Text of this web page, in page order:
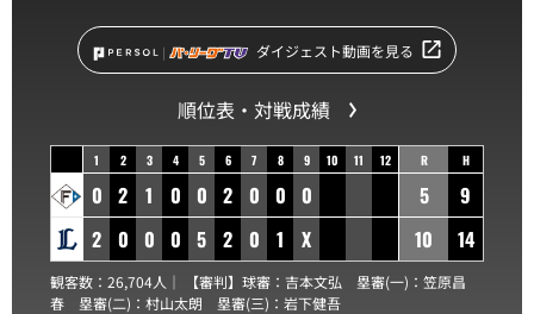
ダイジェスト動画を見る
順位表・対戦成績
1 2 3 4 5 6 7 8 9 10 11 12
0 2 1 0 0 2 0 0 0
2 0 0 0 5 2 0 1 X
R H
5
9
10
14
観客数：26,704人｜ 【審判】球審： 吉本文弘 塁審(一)： 笠原昌
春 塁審(二)： 村山太朗 塁審(三)： 岩下健吾